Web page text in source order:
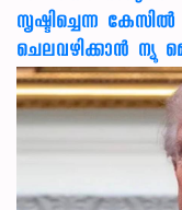
സൃഷ്ടിച്ചെന്ന
ചെലവഴിക്കാന്‍ ന്യൂ